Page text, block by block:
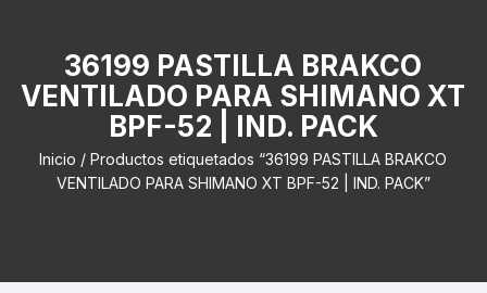
36199 PASTILLA BRAKCO
VENTILADO PARA SHIMANO XT
BPF-52 | IND. PACK
Inicio / Productos etiquetados “36199 PASTILLA BRAKCO
VENTILADO PARA SHIMANO XT BPF-52 | IND. PACK”